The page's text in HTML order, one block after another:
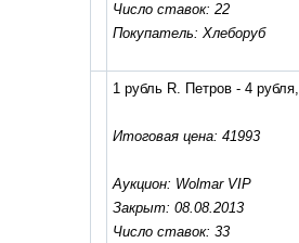
Число ставок: 22
Покупатель: Хлеборуб
1 рубль R. Петров - 4 рубля,
Итоговая цена: 41993
Аукцион: Wolmar VIP
Закрыт: 08.08.2013
Число ставок: 33